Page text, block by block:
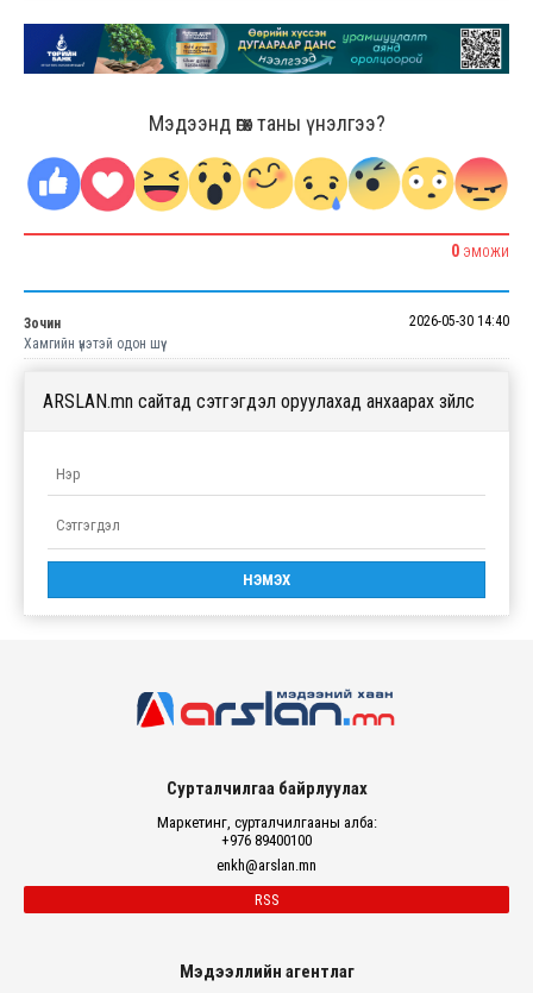
Мэдээнд өгөх таны үнэлгээ?
0 ЭМОЖИ
Зочин
2026-05-30 14:40
Хамгийн үнэтэй одон шүү
ARSLAN.mn сайтад сэтгэгдэл оруулахад анхаарах зүйлс
Сурталчилгаа байрлуулах
Маркетинг, сурталчилгааны алба:
+976 89400100
enkh@arslan.mn
RSS
Мэдээллийн агентлаг